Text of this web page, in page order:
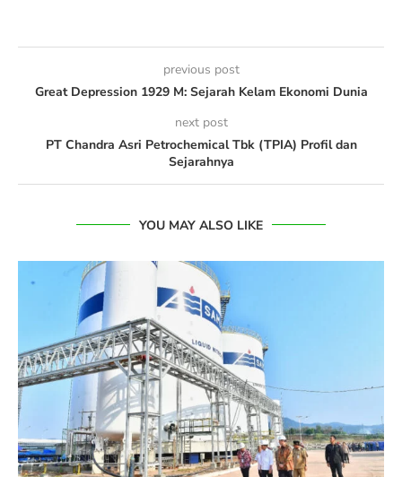
previous post
Great Depression 1929 M: Sejarah Kelam Ekonomi Dunia
next post
PT Chandra Asri Petrochemical Tbk (TPIA) Profil dan
Sejarahnya
YOU MAY ALSO LIKE